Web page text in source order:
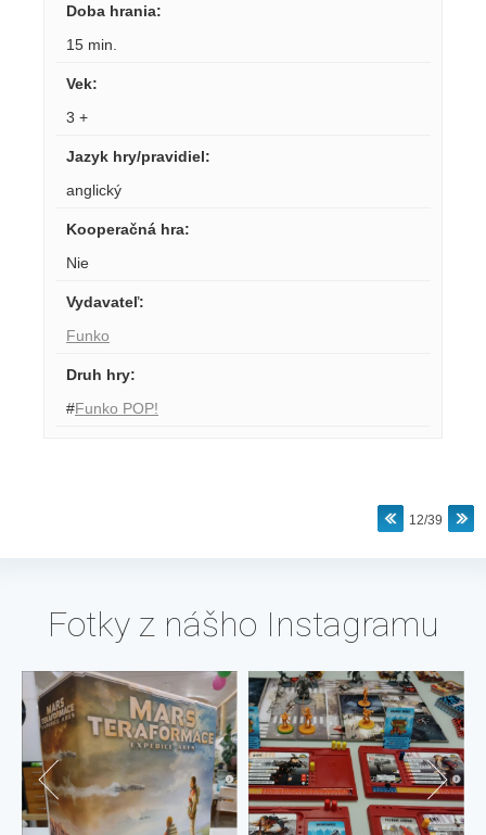
Doba hrania:
15 min.
Vek:
3 +
Jazyk hry/pravidiel:
anglický
Kooperačná hra:
Nie
Vydavateľ:
Funko
Druh hry:
#Funko POP!
12/39
Fotky z nášho Instagramu